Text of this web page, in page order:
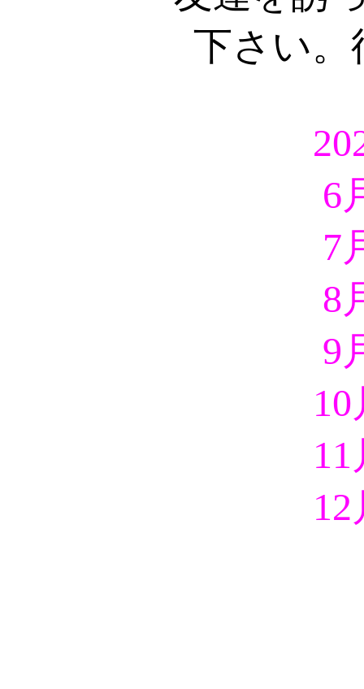
下さい。
6
7
8
9